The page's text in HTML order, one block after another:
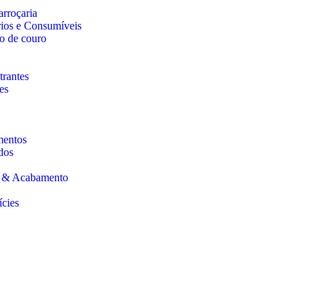
e Consumíveis
de couro
& Acabamento